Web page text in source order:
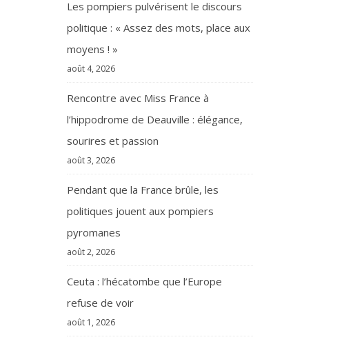
Les pompiers pulvérisent le discours
politique : « Assez des mots, place aux
moyens ! »
août 4, 2026
Rencontre avec Miss France à
l’hippodrome de Deauville : élégance,
sourires et passion
août 3, 2026
Pendant que la France brûle, les
politiques jouent aux pompiers
pyromanes
août 2, 2026
Ceuta : l’hécatombe que l’Europe
refuse de voir
août 1, 2026